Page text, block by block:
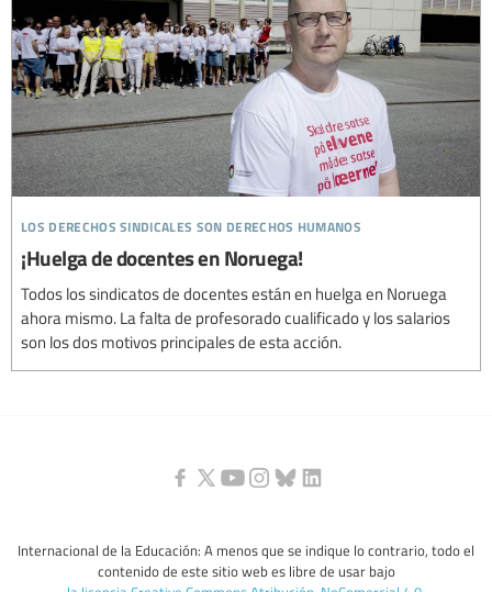
los derechos sindicales son derechos humanos
¡Huelga de docentes en Noruega!
Todos los sindicatos de docentes están en huelga en Noruega
ahora mismo. La falta de profesorado cualificado y los salarios
son los dos motivos principales de esta acción.
Internacional de la Educación: A menos que se indique lo contrario, todo el
contenido de este sitio web es libre de usar bajo